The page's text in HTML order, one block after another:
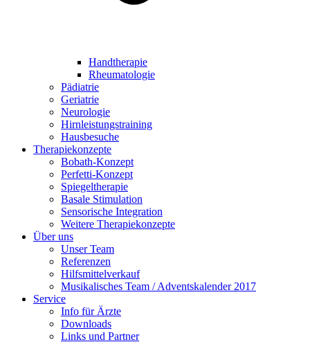
Handtherapie
Rheumatologie
Pädiatrie
Geriatrie
Neurologie
Hirnleistungstraining
Hausbesuche
Therapiekonzepte
Bobath-Konzept
Perfetti-Konzept
Spiegeltherapie
Basale Stimulation
Sensorische Integration
Weitere Therapiekonzepte
Über uns
Unser Team
Referenzen
Hilfsmittelverkauf
Musikalisches Team / Adventskalender 2017
Service
Info für Ärzte
Downloads
Links und Partner